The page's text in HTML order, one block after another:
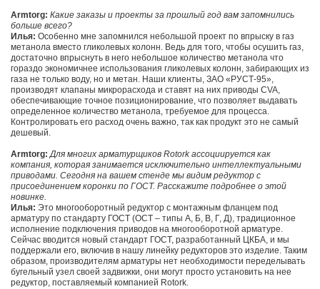
Armtorg: Какие заказы и проекты за прошлый год вам запомнились
больше всего?
Илья: Особенно мне запомнился небольшой проект по впрыску в газ
метанола вместо гликолевых колонн. Ведь для того, чтобы осушить газ,
достаточно впрыснуть в него небольшое количество метанола что
гораздо экономичнее использования гликолевых колонн, забирающих из
газа не только воду, но и метан. Наши клиенты, ЗАО «РУСТ-95»,
производят клапаны микрорасхода и ставят на них приводы CVA,
обеспечивающие точное позиционирование, что позволяет выдавать
определенное количество метанола, требуемое для процесса.
Контролировать его расход очень важно, так как продукт это не самый
дешевый.
Armtorg: Для многих арматурщиков Rotork ассоциируется как
компания, которая занимается исключительно интеллектуальными
приводами. Сегодня на вашем стенде мы видим редуктор с
присоединением коронки по ГОСТ. Расскажите подробнее о этой
новинке.
Илья: Это многооборотный редуктор с монтажным фланцем под
арматуру по стандарту ГОСТ (ОСТ – типы А, Б, В, Г, Д), традиционное
исполнение подключения приводов на многооборотной арматуре.
Сейчас вводится новый стандарт ГОСТ, разработанный ЦКБА, и мы
поддержали его, включив в нашу линейку редукторов это изделие. Таким
образом, производителям арматуры нет необходимости переделывать
бугельный узел своей задвижки, они могут просто установить на нее
редуктор, поставляемый компанией Rotork.